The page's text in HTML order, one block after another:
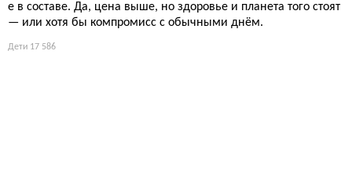
е в составе. Да, цена выше, но здоровье и планета того стоят
— или хотя бы компромисс с обычными днём.
Дети 17 586